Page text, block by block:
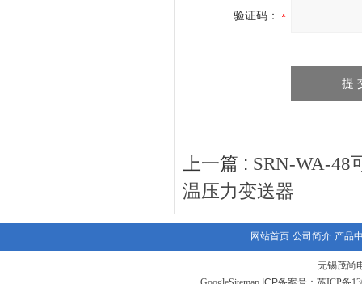
验证码：
上一篇 : SRN-WA-48
温压力变送器
网站首页 公司简介 产品
无锡茂尚